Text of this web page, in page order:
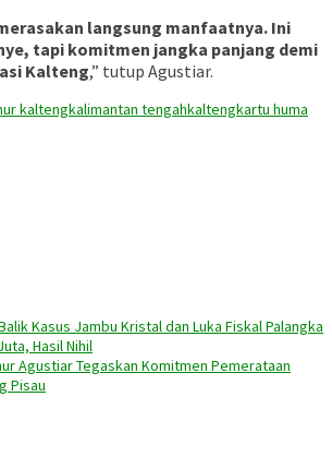
langsung manfaatnya. Ini
tapi komitmen jangka panjang demi
Kalteng,” tutup Agustiar.
kaltengkalimantan tengahkaltengkartu huma
Kasus Jambu Kristal dan Luka Fiskal Palangka
Hasil Nihil
Agustiar Tegaskan Komitmen Pemerataan
Pisau